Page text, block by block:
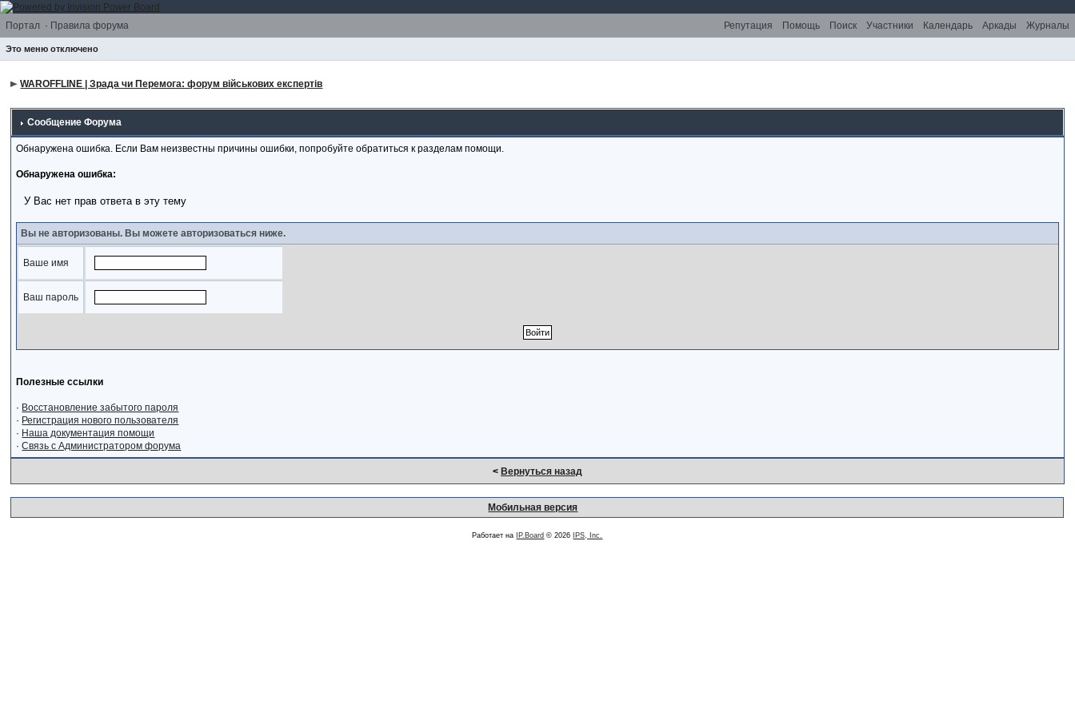
Портал · Правила форума Репутация Помощь Поиск Участники Календарь Аркады Журналы
Это меню отключено
WAROFFLINE | Зрада чи Перемога: форум військових експертів
Сообщение Форума
Обнаружена ошибка. Если Вам неизвестны причины ошибки, попробуйте обратиться к разделам помощи.
Обнаружена ошибка:
У Вас нет прав ответа в эту тему
Вы не авторизованы. Вы можете авторизоваться ниже.
Ваше имя
Ваш пароль
Полезные ссылки
· Восстановление забытого пароля
· Регистрация нового пользователя
· Наша документация помощи
·Связь с Администратором форума
< Вернуться назад
Мобильная версия
Работает на IP.Board © 2026 IPS, Inc.